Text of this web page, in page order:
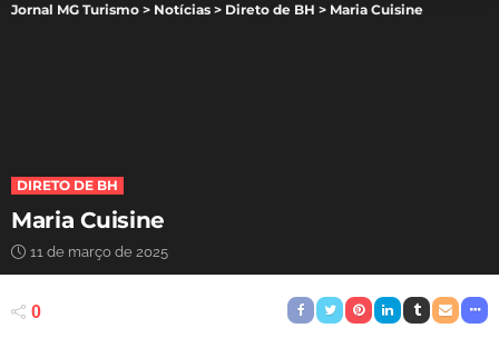
Jornal MG Turismo > Notícias > Direto de BH > Maria Cuisine
DIRETO DE BH
Maria Cuisine
11 de março de 2025
0